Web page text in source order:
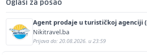
Oglasi za posao
Agent prodaje u turističkoj agenciji
Nikitravel.ba
Prijava do: 20.08.2026. u 23:59